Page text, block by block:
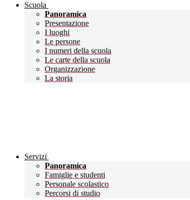
Scuola
Panoramica
Presentazione
I luoghi
Le persone
I numeri della scuola
Le carte della scuola
Organizzazione
La storia
Servizi
Panoramica
Famiglie e studenti
Personale scolastico
Percorsi di studio